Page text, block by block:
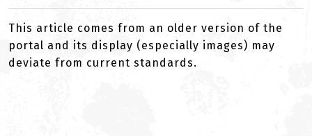
This article comes from an older version of the
portal and its display (especially images) may
deviate from current standards.